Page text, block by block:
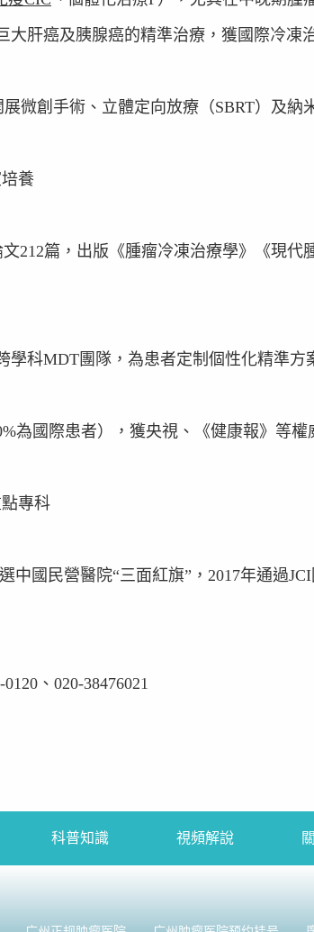
肝癌及胰腺癌的精準治療，獲國際冷凍
展微創手術、立體定向放療（SBRT）及納
養
212篇，出版《腫瘤冷凍治療學》《現代
科MDT團隊，為患者定制個性化精準方
為國際患者），獲央視、《健康報》等權
專科
國民營醫院“三面紅旗”，2017年通過
、020-38476021
科普知識 視頻解說